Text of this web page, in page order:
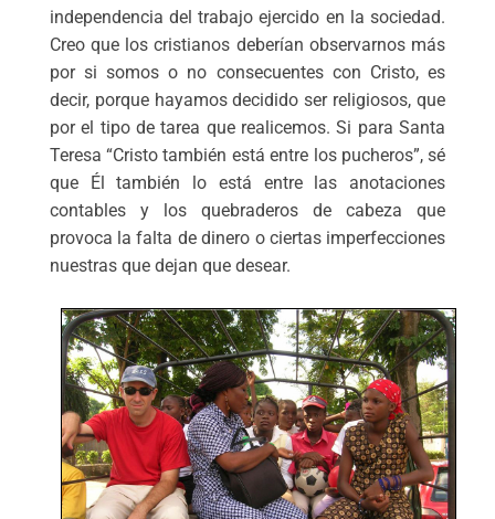
independencia del trabajo ejercido en la sociedad.
Creo que los cristianos deberían observarnos más
por si somos o no consecuentes con Cristo, es
decir, porque hayamos decidido ser religiosos, que
por el tipo de tarea que realicemos. Si para Santa
Teresa “Cristo también está entre los pucheros”, sé
que Él también lo está entre las anotaciones
contables y los quebraderos de cabeza que
provoca la falta de dinero o ciertas imperfecciones
nuestras que dejan que desear.